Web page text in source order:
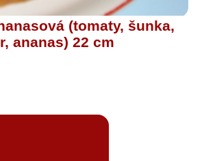
(tomaty, šunka,
ananas) 22 cm